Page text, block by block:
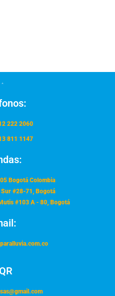
222 2060
811 1147
Bogotá Colombia
Sur #28-71, Bogotá
#103 A - 80, Bogotá